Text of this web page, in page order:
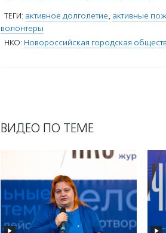
ТЕГИ: активное долголетие, активные
волонтеры
НКО: Новороссийская городская
ВИДЕО ПО ТЕМЕ